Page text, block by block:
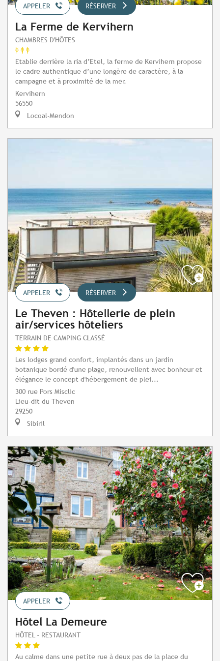
APPELER RÉSERVER
La Ferme de Kervihern
CHAMBRES D'HÔTES
Etablie derrière la ria d’Etel, la ferme de Kervihern propose
le cadre authentique d’une longère de caractère, à la
campagne et à proximité de la mer.
Kervihern
56550
Locoal-Mendon
APPELER RÉSERVER
Le Theven : Hôtellerie de plein
air/services hôteliers
TERRAIN DE CAMPING CLASSÉ
Les lodges grand confort, implantés dans un jardin
botanique bordé d'une plage, renouvellent avec bonheur et
élégance le concept d'hébergement de plei...
300 rue Pors Misclic
Lieu-dit du Theven
29250
Sibiril
APPELER
Hôtel La Demeure
HÔTEL - RESTAURANT
Au calme dans une petite rue à deux pas de la place du